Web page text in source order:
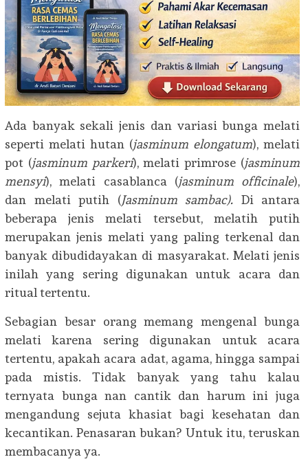
Ada banyak sekali jenis dan variasi bunga melati
seperti melati hutan (jasminum elongatum), melati
pot (jasminum parkeri), melati primrose (jasminum
mensyi), melati casablanca (jasminum officinale),
dan melati putih (Jasminum sambac). Di antara
beberapa jenis melati tersebut, melatih putih
merupakan jenis melati yang paling terkenal dan
banyak dibudidayakan di masyarakat. Melati jenis
inilah yang sering digunakan untuk acara dan
ritual tertentu.
Sebagian besar orang memang mengenal bunga
melati karena sering digunakan untuk acara
tertentu, apakah acara adat, agama, hingga sampai
pada mistis. Tidak banyak yang tahu kalau
ternyata bunga nan cantik dan harum ini juga
mengandung sejuta khasiat bagi kesehatan dan
kecantikan. Penasaran bukan? Untuk itu, teruskan
membacanya ya.